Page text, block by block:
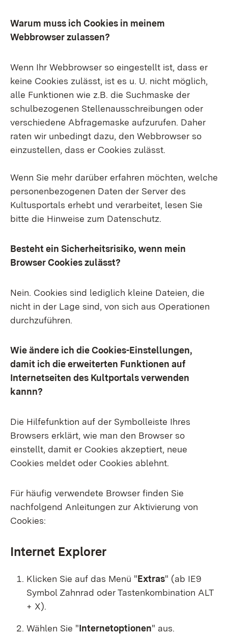
Warum muss ich Cookies in meinem
Webbrowser zulassen?
Wenn Ihr Webbrowser so eingestellt ist, dass er
keine Cookies zulässt, ist es u. U. nicht möglich,
alle Funktionen wie z.B. die Suchmaske der
schulbezogenen Stellenausschreibungen oder
verschiedene Abfragemaske aufzurufen. Daher
raten wir unbedingt dazu, den Webbrowser so
einzustellen, dass er Cookies zulässt.
Wenn Sie mehr darüber erfahren möchten, welche
personenbezogenen Daten der Server des
Kultusportals erhebt und verarbeitet, lesen Sie
bitte die Hinweise zum Datenschutz.
Besteht ein Sicherheitsrisiko, wenn mein
Browser Cookies zulässt?
Nein. Cookies sind lediglich kleine Dateien, die
nicht in der Lage sind, von sich aus Operationen
durchzuführen.
Wie ändere ich die Cookies-Einstellungen,
damit ich die erweiterten Funktionen auf
Internetseiten des Kultportals verwenden
kannn?
Die Hilfefunktion auf der Symbolleiste Ihres
Browsers erklärt, wie man den Browser so
einstellt, damit er Cookies akzeptiert, neue
Cookies meldet oder Cookies ablehnt.
Für häufig verwendete Browser finden Sie
nachfolgend Anleitungen zur Aktivierung von
Cookies:
Internet Explorer
Klicken Sie auf das Menü "Extras" (ab IE9
Symbol Zahnrad oder Tastenkombination ALT
+ X).
Wählen Sie "Internetoptionen" aus.